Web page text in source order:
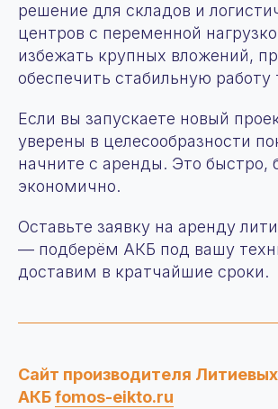
решение для складов и
центров с переменной
избежать крупных вложений,
обеспечить стабильную работу
Если вы запускаете новый
уверены в целесообразности
начните с аренды. Это быстро,
экономично.
Оставьте заявку на аренду
— подберём АКБ под вашу
доставим в кратчайшие сроки.
Сайт производителя
АКБfomos-eikto.ru
О компании
ул. Ленинская слобода,
д19, пом 55/1 Сотрудничество
Контакты